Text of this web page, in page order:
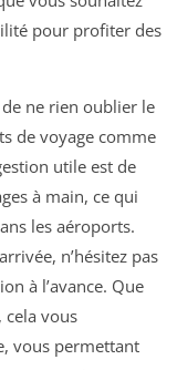
pour profiter des
ne rien oublier le
de voyage comme
utile est de
à main, ce qui
les aéroports.
n’hésitez pas
à l’avance. Que
vous
vous permettant